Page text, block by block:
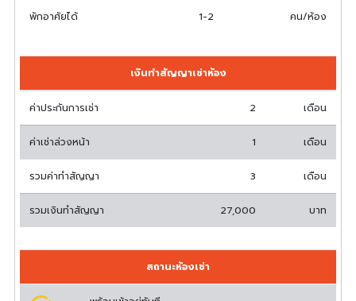
พักอาศัยได้ 1-2 คน/ห้อง
เงินทำสัญญาเช่าห้อง
ค่าประกันการเช่า 2 เดือน
ค่าเช่าล่วงหน้า 1 เดือน
รวมค่าทำสัญญา 3 เดือน
รวมเงินทำสัญญา 27,000 บาท
สถานะห้องเช่า